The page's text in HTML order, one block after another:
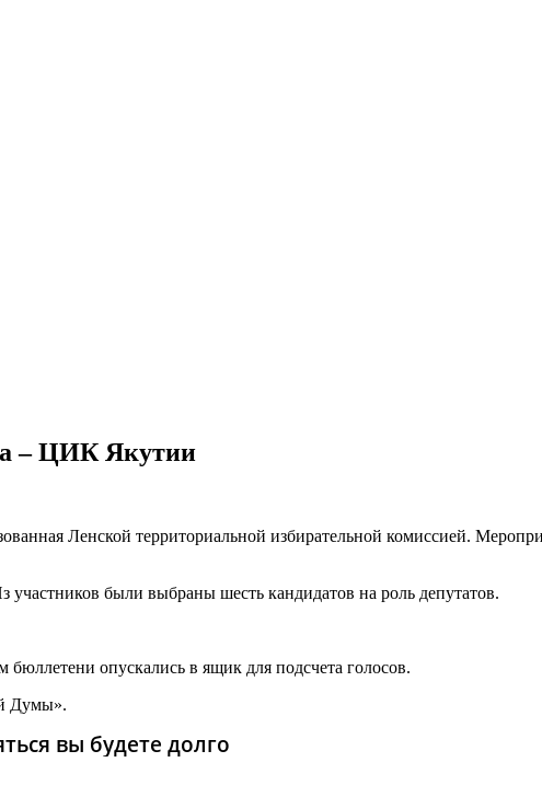
– ЦИК Якутии
Ленской территориальной избирательной комиссией.
участников были выбраны шесть кандидатов на роль депутатов.
бюллетени опускались в ящик для подсчета голосов.
Думы».
вы будете долго